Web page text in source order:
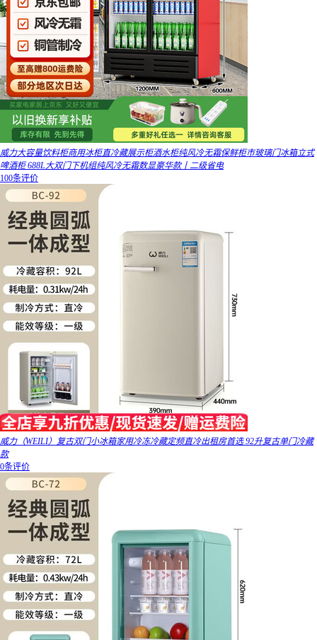
威力大容量饮料柜商用冰柜直冷藏展示柜酒水柜纯风冷无霜保鲜柜市玻璃门冰箱立式
啤酒柜 688L大双门下机组纯风冷无霜数显豪华款丨二级省电
100条评价
威力（WEILI）复古双门小冰箱家用冷冻冷藏定频直冷出租房首选 92升复古单门冷藏
款
0条评价